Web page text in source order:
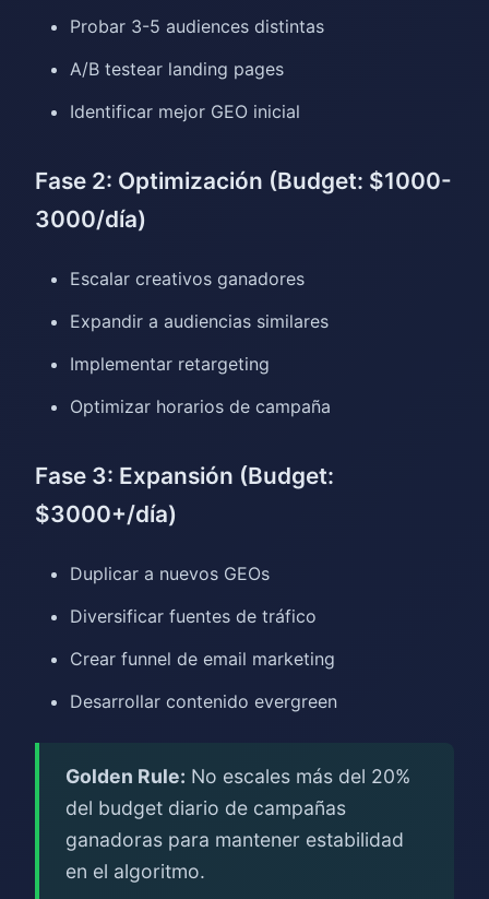
Probar 3-5 audiences distintas
A/B testear landing pages
Identificar mejor GEO inicial
Fase 2: Optimización (Budget: $1000-
3000/día)
Escalar creativos ganadores
Expandir a audiencias similares
Implementar retargeting
Optimizar horarios de campaña
Fase 3: Expansión (Budget:
$3000+/día)
Duplicar a nuevos GEOs
Diversificar fuentes de tráfico
Crear funnel de email marketing
Desarrollar contenido evergreen
Golden Rule: No escales más del 20%
del budget diario de campañas
ganadoras para mantener estabilidad
en el algoritmo.